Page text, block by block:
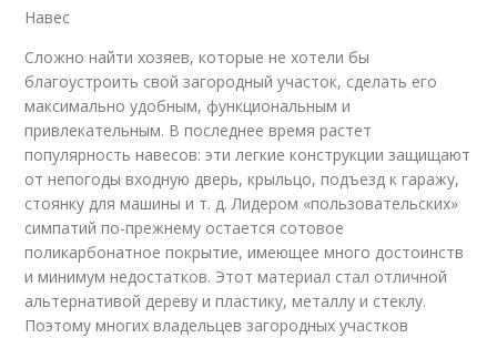
Навес
Сложно найти хозяев, которые не хотели бы
благоустроить свой загородный участок, сделать его
максимально удобным, функциональным и
привлекательным. В последнее время растет
популярность навесов: эти легкие конструкции защищают
от непогоды входную дверь, крыльцо, подъезд к гаражу,
стоянку для машины и т. д. Лидером «пользовательских»
симпатий по-прежнему остается сотовое
поликарбонатное покрытие, имеющее много достоинств
и минимум недостатков. Этот материал стал отличной
альтернативой дереву и пластику, металлу и стеклу.
Поэтому многих владельцев загородных участков